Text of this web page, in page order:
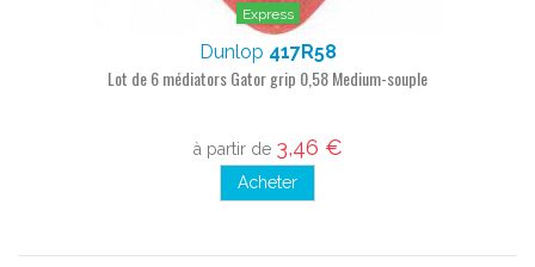
Express
Dunlop 417R58
Lot de 6 médiators Gator grip 0,58 Medium-souple
à partir de 3,46 €
Acheter